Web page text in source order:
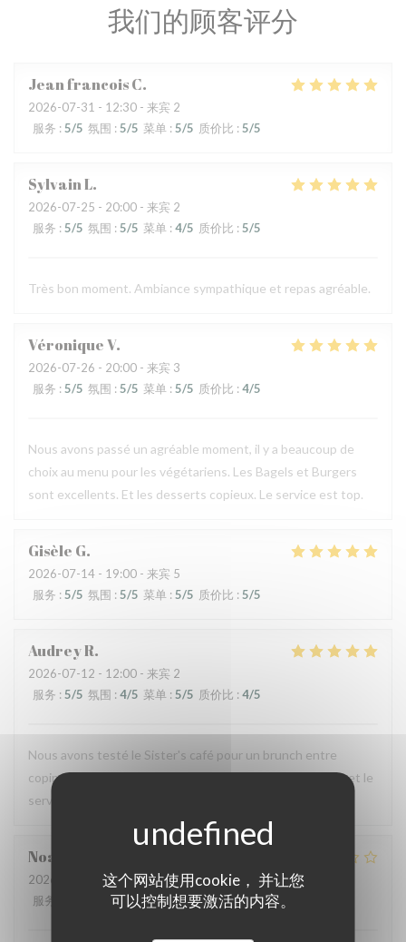
这个网站使用cookie， 并让您
可以控制想要激活的内容。
我们的顾客评分
Jean francoisC
2026-07-31 - 12:30 - 来宾 2
服务 : 5/5 氛围 : 5/5 菜单 : 5/5 质价比 : 5/5
SylvainL
2026-07-25 - 20:00 - 来宾 2
服务 : 5/5 氛围 : 5/5 菜单 : 4/5 质价比 : 5/5
Très bon moment. Ambiance sympathique et repas agréable.
VéroniqueV
2026-07-26 - 20:00 - 来宾 3
服务 : 5/5 氛围 : 5/5 菜单 : 5/5 质价比 : 4/5
Nous avons passé un agréable moment, il y a beaucoup de
choix au menu pour les végétariens. Les Bagels et Burgers
sont excellents. Et les desserts copieux. Le service est top.
Gisèle G
2026-07-14 - 19:00 - 来宾 5
服务 : 5/5 氛围 : 5/5 菜单 :5/5 质价比 :5/5
AudreyR
2026-07-12 - 12:00 - 来宾 2
服务 : 5/5 氛围 : 4/5 菜单 : 5/5 质价比 : 4/5
Nous avons testé le Sister's café pour un brunch entre
copines et n'avons pas été déçues : le menu est copieux et le
service très agréable.
Noah
2026-07-07
- 19:30 - 来宾 6
服务
氛围:4 /5 菜单: 1/5 质价比:1/5